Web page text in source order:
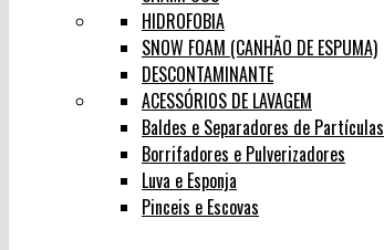
HIDROFOBIA
SNOW FOAM (CANHÃO DE ESPUMA)
DESCONTAMINANTE
ACESSÓRIOS DE LAVAGEM
Baldes e Separadores de Partículas
Borrifadores e Pulverizadores
Luva e Esponja
Pinceis e Escovas